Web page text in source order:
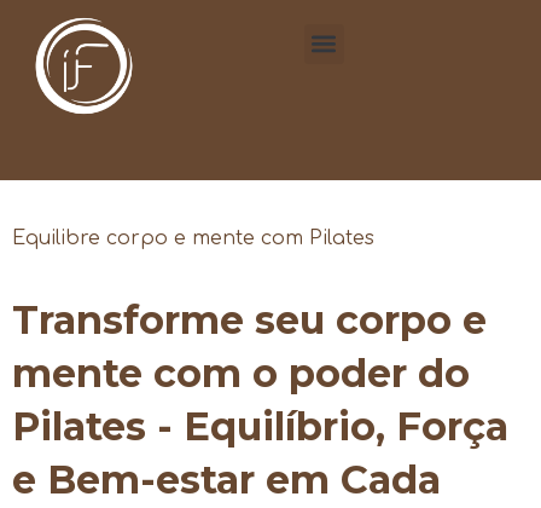
Equilibre corpo e mente com Pilates
Transforme seu corpo e
mente com o poder do
Pilates - Equilíbrio, Força
e Bem-estar em Cada